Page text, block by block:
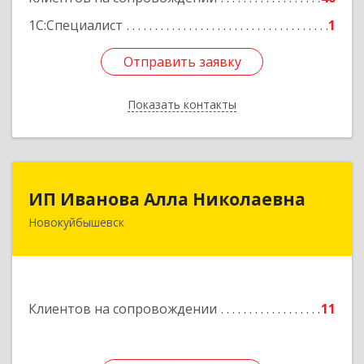
1С:Специалист
1
Отправить заявку
Показать контакты
Отправить заявку
Назад
ИП Иванова Алла Николаевна
Новокуйбышевск
Клиентов на сопровождении 11